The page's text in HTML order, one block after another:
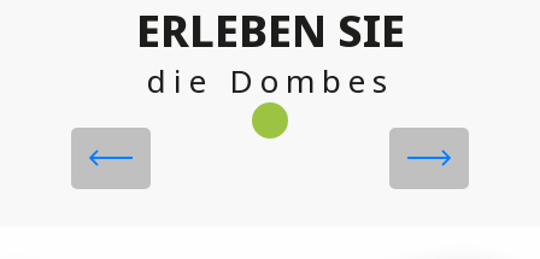
ERLEBEN SIE
die Dombes
Was man in Châtillon mit